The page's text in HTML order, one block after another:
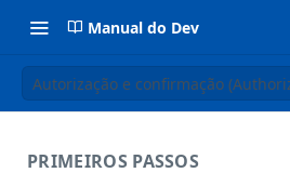
Manual do Dev
Autorização e confirmação
PRIMEIROS PASSOS